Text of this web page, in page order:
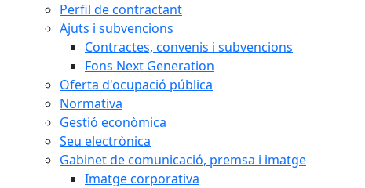
Perfil de contractant
Ajuts i subvencions
Contractes, convenis i subvencions
Fons Next Generation
Oferta d'ocupació pública
Normativa
Gestió econòmica
Seu electrònica
Gabinet de comunicació, premsa i imatge
Imatge corporativa